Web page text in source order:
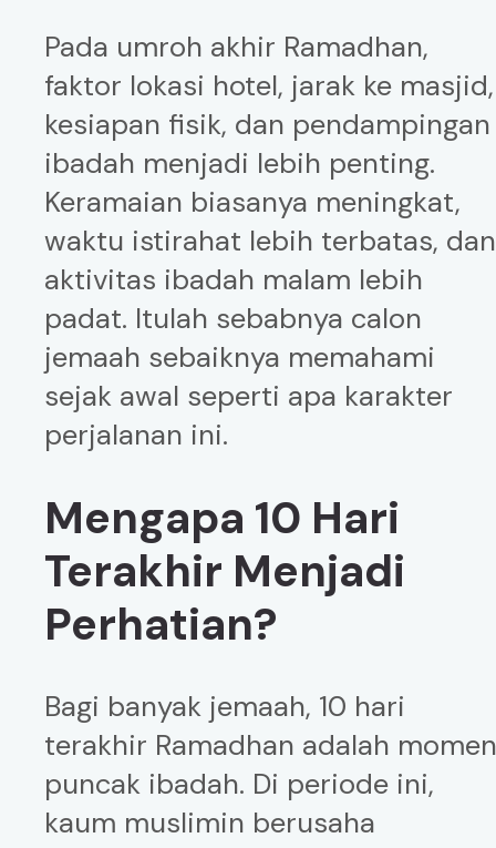
Pada umroh akhir Ramadhan,
faktor lokasi hotel, jarak ke masjid,
kesiapan fisik, dan pendampingan
ibadah menjadi lebih penting.
Keramaian biasanya meningkat,
waktu istirahat lebih terbatas, dan
aktivitas ibadah malam lebih
padat. Itulah sebabnya calon
jemaah sebaiknya memahami
sejak awal seperti apa karakter
perjalanan ini.
Mengapa 10 Hari
Terakhir Menjadi
Perhatian?
Bagi banyak jemaah, 10 hari
terakhir Ramadhan adalah
puncak ibadah. Di periode ini,
kaum muslimin berusaha